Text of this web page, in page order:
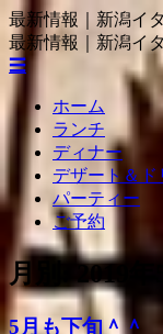
コ
ン
テ
ン
ツ
ッ
最新情報｜新潟イ
最新情報｜新潟イ
☰
コ
ン
へ
キ
ッ
プ
ホーム
ランチ
ディナー
デザート＆ド
パーティー
ご予約
月別: 2019年
5月も下旬＾＾